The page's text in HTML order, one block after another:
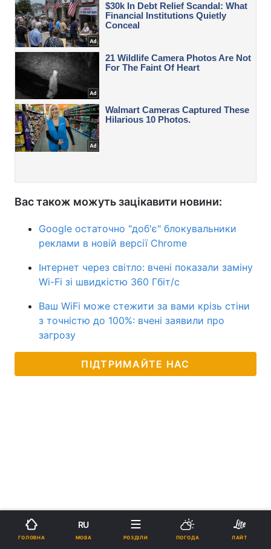
Вас також можуть зацікавити новини:
Google остаточно "доб'є" блокувальники
реклами в новій версії Chrome
Інтернет через світло: вчені показали заміну
Wi-Fi зі швидкістю 360 Гбіт/с
Ваш WiFi може стежити за вами крізь стіни
з точністю до 100%: вчені заявили про
загрозу
ПІДТРИМАЙТЕ НАС
ГОЛОВНА
RU
МОВА РОЗДІЛИ ПОГОДА ЛАЙТ